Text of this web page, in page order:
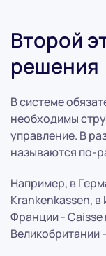
Второй
решения
В системе
необходимы
управление. В
называются по-
Например, в
Krankenkassen,
Франции - Caisse
Великобритании